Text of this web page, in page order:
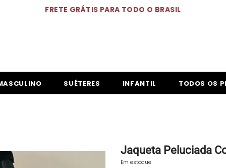
FRETE GRÁTIS PARA TODO O BRASIL
SUÉTERES INFANTIL TODOS OS
Jaqueta Peluciada
Em estoque